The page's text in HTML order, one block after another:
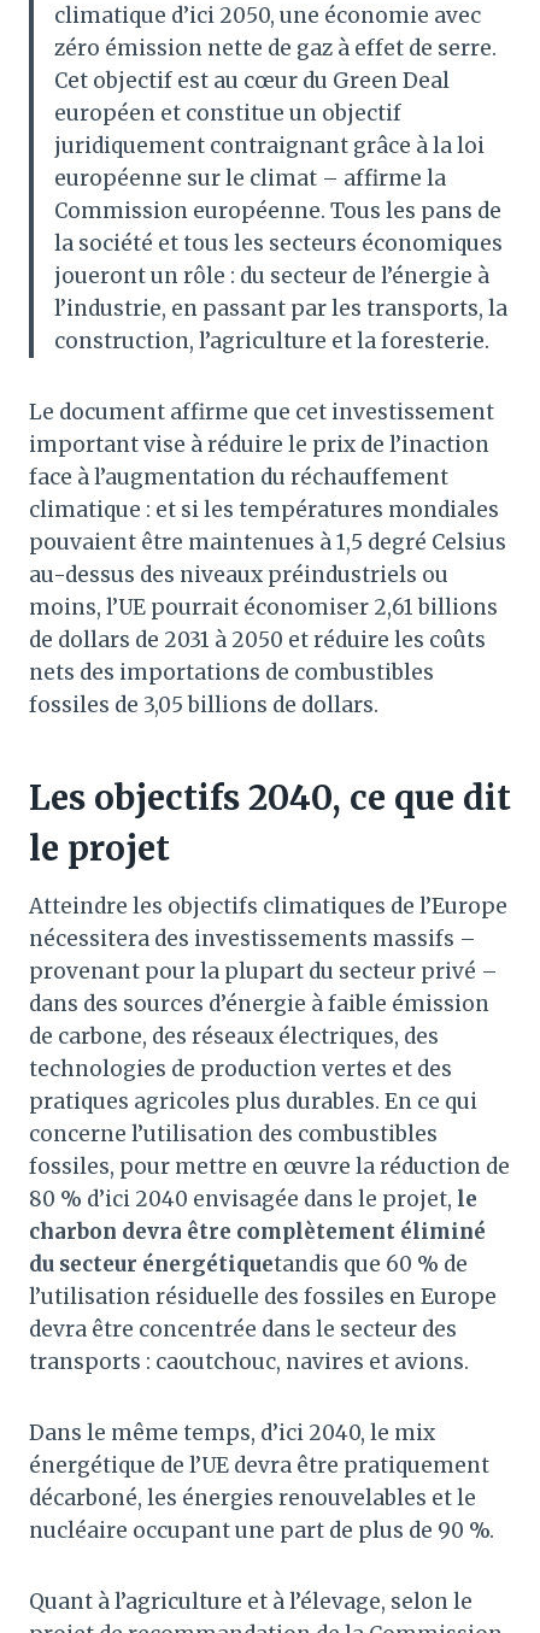
climatique d’ici 2050, une économie avec
zéro émission nette de gaz à effet de serre.
Cet objectif est au cœur du Green Deal
européen et constitue un objectif
juridiquement contraignant grâce à la loi
européenne sur le climat – affirme la
Commission européenne. Tous les pans de
la société et tous les secteurs économiques
joueront un rôle : du secteur de l’énergie à
l’industrie, en passant par les transports, la
construction, l’agriculture et la foresterie.
Le document affirme que cet investissement
important vise à réduire le prix de l’inaction
face à l’augmentation du réchauffement
climatique : et si les températures mondiales
pouvaient être maintenues à 1,5 degré Celsius
au-dessus des niveaux préindustriels ou
moins, l’UE pourrait économiser 2,61 billions
de dollars de 2031 à 2050 et réduire les coûts
nets des importations de combustibles
fossiles de 3,05 billions de dollars.
Les objectifs 2040, ce que dit
le projet
Atteindre les objectifs climatiques de l’Europe
nécessitera des investissements massifs –
provenant pour la plupart du secteur privé –
dans des sources d’énergie à faible émission
de carbone, des réseaux électriques, des
technologies de production vertes et des
pratiques agricoles plus durables. En ce qui
concerne l’utilisation des combustibles
fossiles, pour mettre en œuvre la réduction de
80 % d’ici 2040 envisagée dans le projet, le
charbon devra être complètement éliminé
du secteur énergétiquetandis que 60 % de
l’utilisation résiduelle des fossiles en Europe
devra être concentrée dans le secteur des
transports : caoutchouc, navires et avions.
Dans le même temps, d’ici 2040, le mix
énergétique de l’UE devra être pratiquement
décarboné, les énergies renouvelables et le
nucléaire occupant une part de plus de 90 %.
Quant à l’agriculture et à l’élevage, selon le